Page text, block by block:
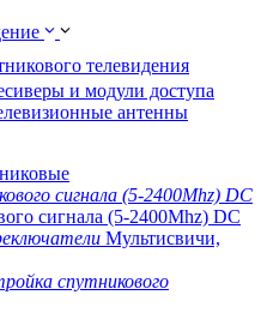
телевидения
и модули доступа
антенны
сигнала (5-2400Mhz) DC
Мультисвичи,